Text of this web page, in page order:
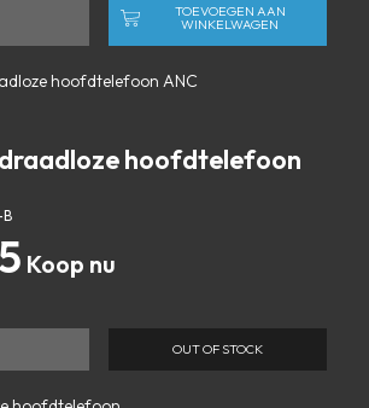
TOEVOEGEN AAN
WINKELWAGEN
hoofdtelefoon
OUT OF STOCK